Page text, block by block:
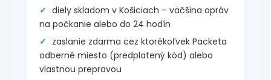
diely skladom v Košiciach – väčšina opráv
na počkanie alebo do 24 hodín
zaslanie zdarma cez ktorékoľvek Packeta
odberné miesto (predplatený kód) alebo
vlastnou prepravou